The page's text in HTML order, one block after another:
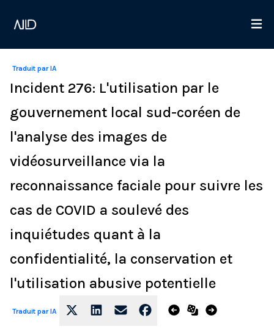
Traduit par IA
Incident 276: L'utilisation par le
gouvernement local sud-coréen de
l'analyse des images de
vidéosurveillance via la
reconnaissance faciale pour suivre les
cas de COVID a soulevé des
inquiétudes quant à la
confidentialité, la conservation et
l'utilisation abusive potentielle
Traduit par IA